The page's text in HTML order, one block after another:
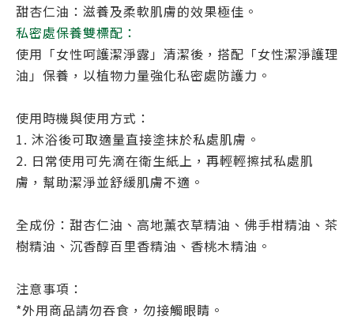
甜杏仁油：滋養及柔軟肌膚的效果極佳。
私密處保養雙標配：
使用「女性呵護潔淨露」清潔後，搭配「女性潔淨護理
油」保養，以植物力量強化私密處防護力。
使用時機與使用方式：
1. 沐浴後可取適量直接塗抹於私處肌膚。
2. 日常使用可先滴在衛生紙上，再輕輕擦拭私處肌
膚，幫助潔淨並舒緩肌膚不適。
全成份：甜杏仁油、高地薰衣草精油、佛手柑精油、茶
樹精油、沉香醇百里香精油、香桃木精油。
注意事項 ：
*外用商品請勿吞食，勿接觸眼睛。